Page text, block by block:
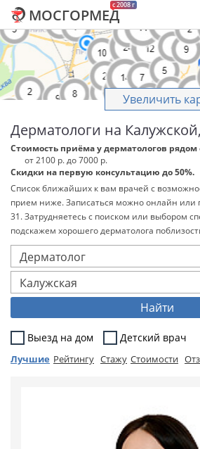
c 2008 г
МОСГОРМЕД
Увеличить
Дерматологи на
Стоимость приёма у дерматологов рядом
от 2100 р. до 7000 р.
Скидки на первую консультацию до 50%.
Список ближайших к вам врачей с
прием ниже. Записаться можно онлайн или
31. Затрудняетесь с поиском или выбором
подскажем хорошего дерматолога
Дерматолог
Калужская
Найти
Выезд на дом Детский врач
Лучшие Рейтингу Стажу Стоимости